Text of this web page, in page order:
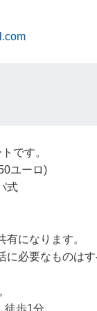
です。
ユーロ)
式
になります。
必要なものはす
歩1分。